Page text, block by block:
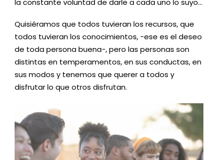
la constante voluntad de darle a cada uno lo suyo…
Quisiéramos que todos tuvieran los recursos, que
todos tuvieran los conocimientos, -ese es el deseo
de toda persona buena-, pero las personas son
distintas en temperamentos, en sus conductas, en
sus modos y tenemos que querer a todos y
disfrutar lo que otros disfrutan.